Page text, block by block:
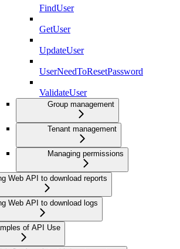
FindUser
GetUser
UpdateUser
UserNeedToResetPassword
ValidateUser
Group management
Tenant management
Managing permissions
Web API to download reports
Web API to download logs
of API Use